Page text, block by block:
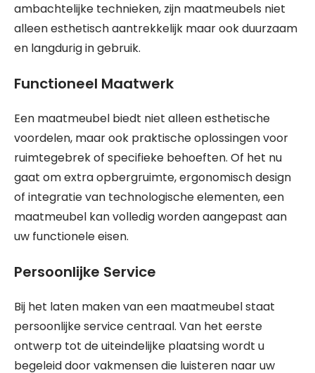
ambachtelijke technieken, zijn maatmeubels niet
alleen esthetisch aantrekkelijk maar ook duurzaam
en langdurig in gebruik.
Functioneel Maatwerk
Een maatmeubel biedt niet alleen esthetische
voordelen, maar ook praktische oplossingen voor
ruimtegebrek of specifieke behoeften. Of het nu
gaat om extra opbergruimte, ergonomisch design
of integratie van technologische elementen, een
maatmeubel kan volledig worden aangepast aan
uw functionele eisen.
Persoonlijke Service
Bij het laten maken van een maatmeubel staat
persoonlijke service centraal. Van het eerste
ontwerp tot de uiteindelijke plaatsing wordt u
begeleid door vakmensen die luisteren naar uw